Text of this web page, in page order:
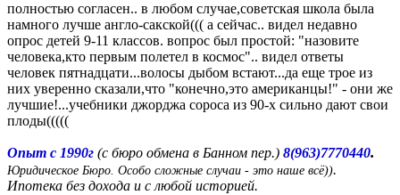
полностью согласен.. в любом случае,советская школа была
намного лучше англо-сакской((( а сейчас.. видел недавно
опрос детей 9-11 классов. вопрос был простой: "назовите
человека,кто первым полетел в космос".. видел ответы
человек пятнадцати...волосы дыбом встают...да еще трое из
них уверенно сказали,что "конечно,это американцы!" - они же
лучшие!...учебники джорджа сороса из 90-х сильно дают свои
плоды(((((
Опыт с 1990г (с бюро обмена в Банном пер.) 8(963)7770440.
Юридическое Бюро. Особо сложные случаи - это наше всё)).
Ипотека без дохода и с любой историей.